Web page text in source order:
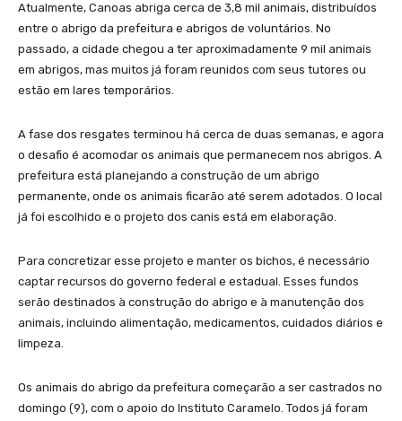
Atualmente, Canoas abriga cerca de 3,8 mil animais, distribuídos
entre o abrigo da prefeitura e abrigos de voluntários. No
passado, a cidade chegou a ter aproximadamente 9 mil animais
em abrigos, mas muitos já foram reunidos com seus tutores ou
estão em lares temporários.
A fase dos resgates terminou há cerca de duas semanas, e agora
o desafio é acomodar os animais que permanecem nos abrigos. A
prefeitura está planejando a construção de um abrigo
permanente, onde os animais ficarão até serem adotados. O local
já foi escolhido e o projeto dos canis está em elaboração.
Para concretizar esse projeto e manter os bichos, é necessário
captar recursos do governo federal e estadual. Esses fundos
serão destinados à construção do abrigo e à manutenção dos
animais, incluindo alimentação, medicamentos, cuidados diários e
limpeza.
Os animais do abrigo da prefeitura começarão a ser castrados no
domingo (9), com o apoio do Instituto Caramelo. Todos já foram